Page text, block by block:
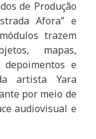
de Produção
Afora” e
trazem
mapas,
depoimentos e
artista Yara
por meio de
audiovisual e